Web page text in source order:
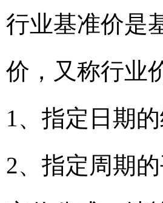
行业基准价是
价，又称行业
1、指定日期
2、指定周期